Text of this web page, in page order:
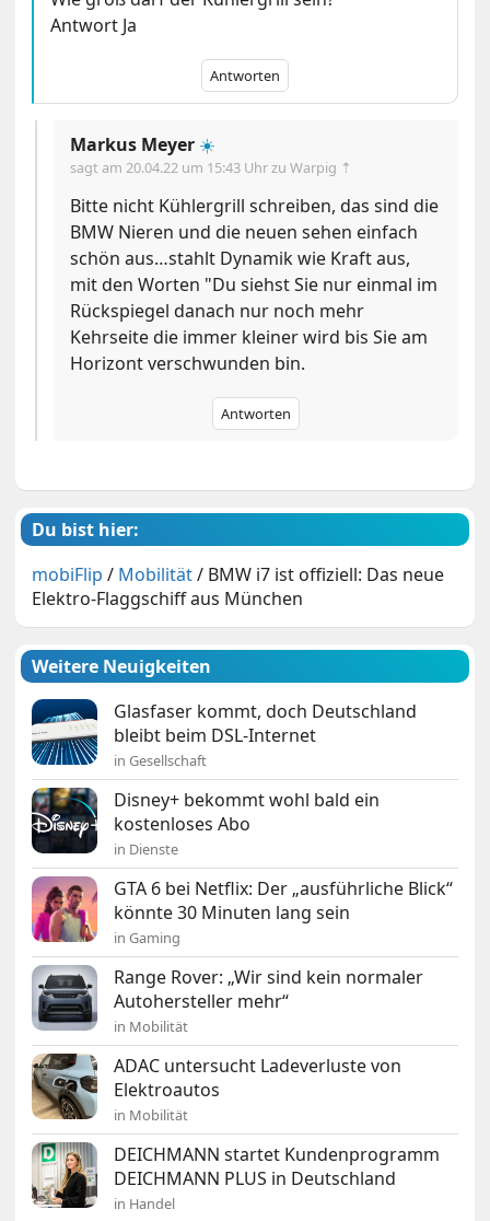
Antwort Ja
Antworten
Markus Meyer ☀️
sagt am20.04.22 um 15:43 Uhrzu Warpig ⇡
Bitte nicht Kühlergrill schreiben, das sind die
BMW Nieren und die neuen sehen einfach
schön aus…stahlt Dynamik wie Kraft aus,
mit den Worten "Du siehst Sie nur einmal im
Rückspiegel danach nur noch mehr
Kehrseite die immer kleiner wird bis Sie am
Horizont verschwunden bin.
Antworten
Du bist hier:
mobiFlip / Mobilität/ BMW i7 ist offiziell: Das neue
Elektro-Flaggschiff aus München
Weitere Neuigkeiten
Glasfaser kommt, doch Deutschland
bleibt beim DSL-Internet
in Gesellschaft
Disney+ bekommt wohl bald ein
kostenloses Abo
in Dienste
GTA 6 bei Netflix: Der „ausführliche Blick“
könnte 30 Minuten lang sein
in Gaming
Range Rover: „Wir sind kein normaler
Autohersteller mehr“
in Mobilität
ADAC untersucht Ladeverluste von
Elektroautos
in Mobilität
DEICHMANN startet Kundenprogramm
DEICHMANN PLUS in Deutschland
in Handel